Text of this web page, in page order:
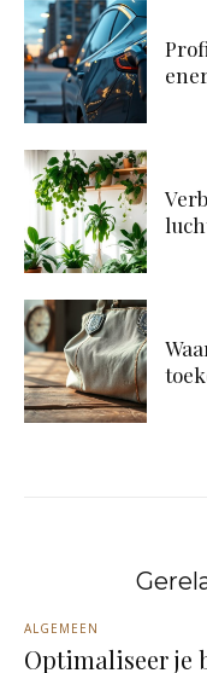
ALGEMEEN
Optimaliseer je